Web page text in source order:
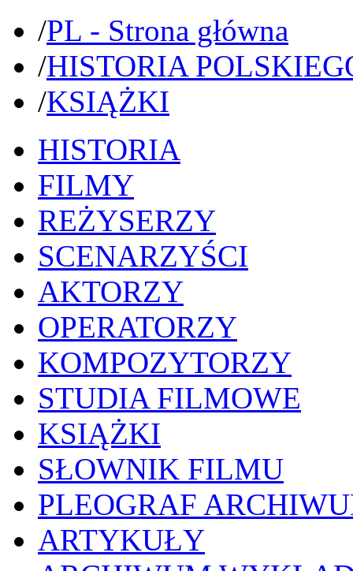
/PL - Strona główna
/HISTORIA
/KSIĄŻKI
HISTORIA
FILMY
REŻYSERZY
SCENARZYŚCI
AKTORZY
OPERATORZY
KOMPOZYTORZY
STUDIA FILMOWE
KSIĄŻKI
SŁOWNIK FILMU
PLEOGRAF
ARTYKUŁY